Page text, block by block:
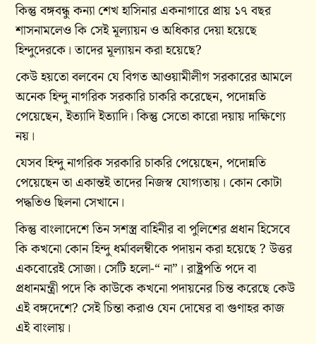
কিন্তু বঙ্গবন্ধু কন্যা শেখ হাসিনার একনাগারে প্রায় ১৭ বছর
শাসনামলেও কি সেই মূল্যায়ন ও অধিকার দেয়া হয়েছে
হিন্দুদেরকে। তাদের মূল্যায়ন করা হয়েছে?
কেউ হয়তো বলবেন যে বিগত আওয়ামীলীগ সরকারের আমলে
অনেক হিন্দু নাগরিক সরকারি চাকরি করেছেন, পদোন্নতি
পেয়েছেন, ইত্যাদি ইত্যাদি। কিন্তু সেতো কারো দয়ায় দাক্ষিণ্যে
নয়।
যেসব হিন্দু নাগরিক সরকারি চাকরি পেয়েছেন, পদোন্নতি
পেয়েছেন তা একান্তই তাদের নিজস্ব যোগ্যতায়। কোন কোটা
পদ্ধতিও ছিলনা সেখানে।
কিন্তু বাংলাদেশে তিন সশস্ত্র বাহিনীর বা পুলিশের প্রধান হিসেবে
কি কখনো কোন হিন্দু ধর্মাবলম্বীকে পদায়ন করা হয়েছে ? উত্তর
একবোরেই সোজা। সেটি হলো-“ না”। রাষ্ট্রপতি পদে বা
প্রধানমন্ত্রী পদে কি কাউকে কখনো পদায়নের চিন্ত করেছে কেউ
এই বঙ্গদেশে? সেই চিন্তা করাও যেন দোষের বা গুণাহর কাজ
এই বাংলায়।